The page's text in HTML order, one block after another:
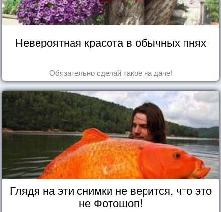
Невероятная красота в обычных пнях
Обязательно сделай такое на даче!
Глядя на эти снимки не верится, что это
не Фотошоп!